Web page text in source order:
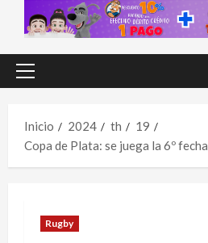
Menú
Inicio
2024 th
19
Copa de Plata: se juega la 6º fecha
Rugby